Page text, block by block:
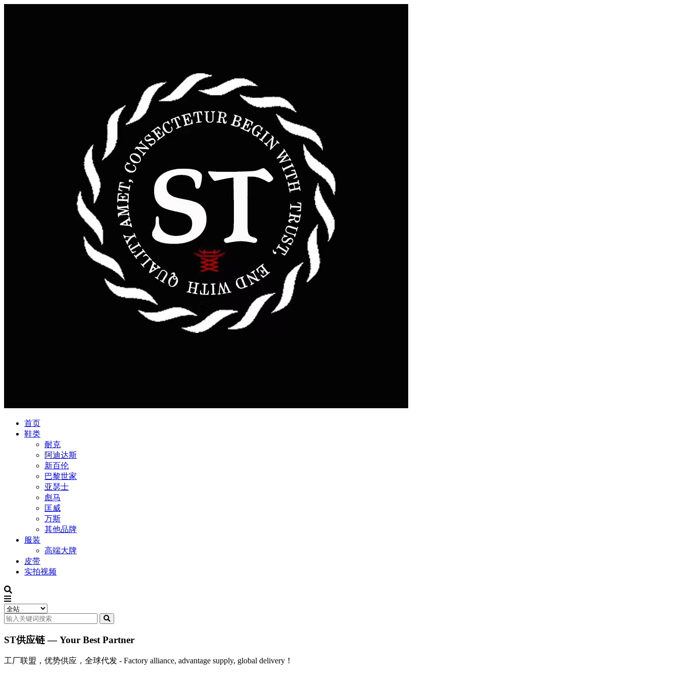
首页
鞋类
耐克
阿迪达斯
新百伦
巴黎世家
亚瑟士
彪马
匡威
万斯
其他品牌
服装
高端大牌
皮带
实拍视频
ST供应链 — Your Best Partner
工厂联盟，优势供应，全球代发 - Factory alliance, advantage supply, global delivery！